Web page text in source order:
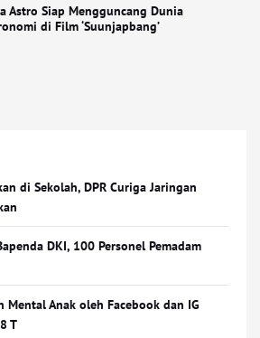
Astro Siap Mengguncang Dunia
di Film ‘Suunjapbang’
di Sekolah, DPR Curiga Jaringan
DKI, 100 Personel Pemadam
Mental Anak oleh Facebook dan IG
T